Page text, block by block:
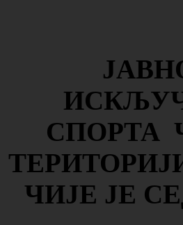
СПОРТА
ЧИЈЕ ЈЕ